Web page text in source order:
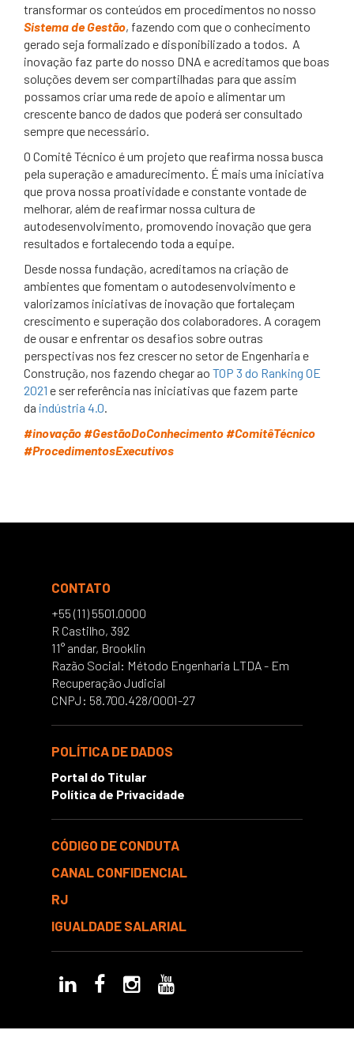
transformar os conteúdos em procedimentos no nosso
Sistema de Gestão, fazendo com que o conhecimento
gerado seja formalizado e disponibilizado a todos. A
inovação faz parte do nosso DNA e acreditamos que boas
soluções devem ser compartilhadas para que assim
possamos criar uma rede de apoio e alimentar um
crescente banco de dados que poderá ser consultado
sempre que necessário.
O Comitê Técnico é um projeto que reafirma nossa busca
pela superação e amadurecimento. É mais uma iniciativa
que prova nossa proatividade e constante vontade de
melhorar, além de reafirmar nossa cultura de
autodesenvolvimento, promovendo inovação que gera
resultados e fortalecendo toda a equipe.
Desde nossa fundação, acreditamos na criação de
ambientes que fomentam o autodesenvolvimento e
valorizamos iniciativas de inovação que fortaleçam
crescimento e superação dos colaboradores. A coragem
de ousar e enfrentar os desafios sobre outras
perspectivas nos fez crescer no setor de Engenharia e
Construção, nos fazendo chegar ao TOP 3 do Ranking OE
2021 e ser referência nas iniciativas que fazem parte
da indústria 4.0.
#inovação #GestãoDoConhecimento #ComitêTécnico
#ProcedimentosExecutivos
CONTATO
+55 (11) 5501.0000
R Castilho, 392
11° andar, Brooklin
Razão Social: Método Engenharia LTDA - Em
Recuperação Judicial
CNPJ: 58.700.428/0001-27
POLÍTICA DE DADOS
Portal do Titular
Política de Privacidade
CÓDIGO DE CONDUTA
CANAL CONFIDENCIAL
RJ
IGUALDADE SALARIAL